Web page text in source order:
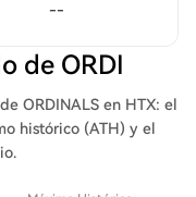
--
de ORDI
ORDINALS en HTX: el
histórico (ATH) y el